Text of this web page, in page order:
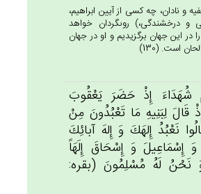
و نادان، چه كسى از آيين ابراهيم،
و درخشندگى،) روى‏گردان خواهد
در اين جهان برگزيديم و او در جهان
است. (130)
شُهَدَاءَ إِذْ حَضَرَ يَعْقُوب‌َ
قَال‌َ لِبَنِيه‌ِ مَا تَعْبُدُون‌َ مِنْ‌
نَعْبُدُ إِلهَك‌َ وَ إِله‌َ آبائِك‌َ
وَ إِسْمَاعِيل‌َ وَ إِسْحَاق‌َ إِلَهَاً
نَحْن‌ُ لَه‌ُ مُسْلِمُون‌َ (بقره: